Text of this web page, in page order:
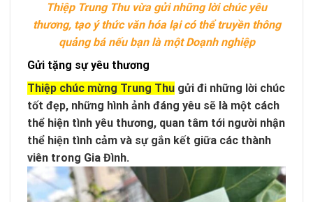
Thiệp Trung Thu vừa gửi những lời chúc yêu
thương, tạo ý thức văn hóa lại có thể truyền thông
quảng bá nếu bạn là một Doạnh nghiệp
Gửi tặng sự yêu thương
Thiệp chúc mừng Trung Thu gửi đi những lời chúc
tốt đẹp, những hình ảnh đáng yêu sẽ là một cách
thể hiện tình yêu thương, quan tâm tới người nhận
thể hiện tình cảm và sự gắn kết giữa các thành
viên trong Gia Đình.